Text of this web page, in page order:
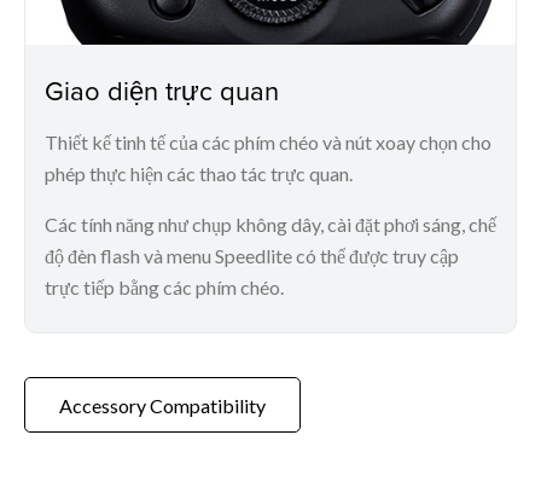
Giao diện trực quan
Thiết kế tinh tế của các phím chéo và nút xoay chọn cho
phép thực hiện các thao tác trực quan.
Các tính năng như chụp không dây, cài đặt phơi sáng, chế
độ đèn flash và menu Speedlite có thể được truy cập
trực tiếp bằng các phím chéo.
Accessory Compatibility